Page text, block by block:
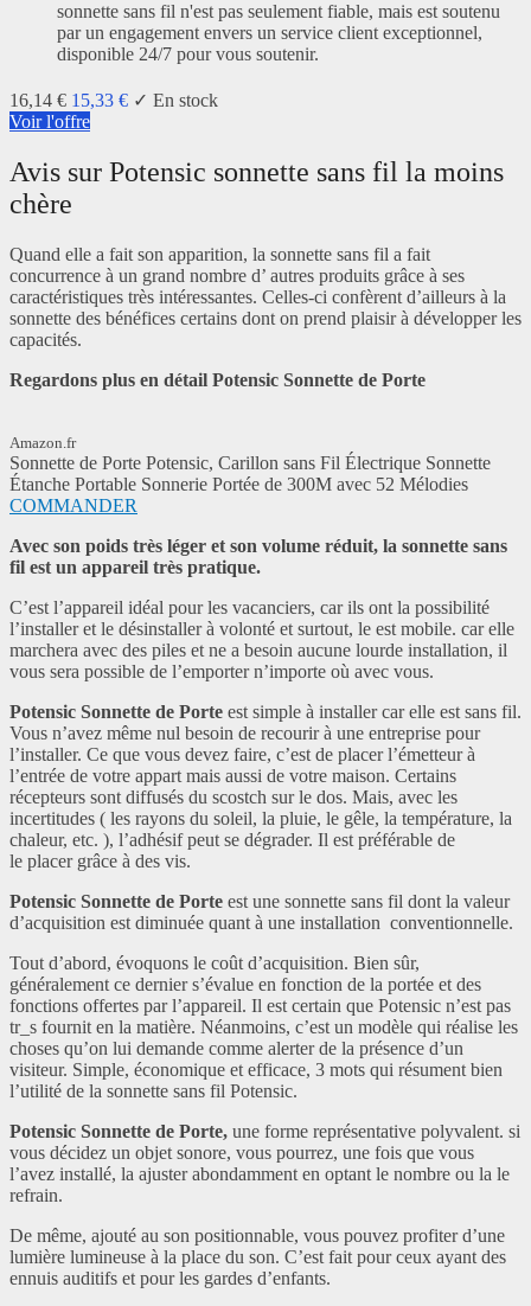
sonnette sans fil n'est pas seulement fiable, mais est soutenu
par un engagement envers un service client exceptionnel,
disponible 24/7 pour vous soutenir.
16,14 € 15,33 € ✓ En stock
Voir l'offre
Avis sur Potensic sonnette sans fil la moins
chère
Quand elle a fait son apparition, la sonnette sans fil a fait
concurrence à un grand nombre d’ autres produits grâce à ses
caractéristiques très intéressantes. Celles-ci confèrent d’ailleurs à la
sonnette des bénéfices certains dont on prend plaisir à développer les
capacités.
Regardons plus en détail Potensic Sonnette de Porte
Amazon.fr
Sonnette de Porte Potensic, Carillon sans Fil Électrique Sonnette
Étanche Portable Sonnerie Portée de 300M avec 52 Mélodies
COMMANDER
Avec son poids très léger et son volume réduit, la sonnette sans
fil est un appareil très pratique.
C’est l’appareil idéal pour les vacanciers, car ils ont la possibilité
l’installer et le désinstaller à volonté et surtout, le est mobile. car elle
marchera avec des piles et ne a besoin aucune lourde installation, il
vous sera possible de l’emporter n’importe où avec vous.
Potensic Sonnette de Porte est simple à installer car elle est sans fil.
Vous n’avez même nul besoin de recourir à une entreprise pour
l’installer. Ce que vous devez faire, c’est de placer l’émetteur à
l’entrée de votre appart mais aussi de votre maison. Certains
récepteurs sont diffusés du scostch sur le dos. Mais, avec les
incertitudes ( les rayons du soleil, la pluie, le gêle, la température, la
chaleur, etc. ), l’adhésif peut se dégrader. Il est préférable de
le placer grâce à des vis.
Potensic Sonnette de Porte est une sonnette sans fil dont la valeur
d’acquisition est diminuée quant à une installation conventionnelle.
Tout d’abord, évoquons le coût d’acquisition. Bien sûr,
généralement ce dernier s’évalue en fonction de la portée et des
fonctions offertes par l’appareil. Il est certain que Potensic n’est pas
tr_s fournit en la matière. Néanmoins, c’est un modèle qui réalise les
choses qu’on lui demande comme alerter de la présence d’un
visiteur. Simple, économique et efficace, 3 mots qui résument bien
l’utilité de la sonnette sans fil Potensic.
Potensic Sonnette de Porte, une forme représentative polyvalent. si
vous décidez un objet sonore, vous pourrez, une fois que vous
l’avez installé, la ajuster abondamment en optant le nombre ou la le
refrain.
De même, ajouté au son positionnable, vous pouvez profiter d’une
lumière lumineuse à la place du son. C’est fait pour ceux ayant des
ennuis auditifs et pour les gardes d’enfants.